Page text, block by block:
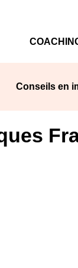
Conseils en
La